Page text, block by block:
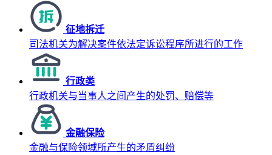
征地拆迁
司法机关为解决案件依法定诉讼程序所进行的工作
行政类
行政机关与当事人之间产生的处罚、赔偿等
金融保险
金融与保险领域所产生的矛盾纠纷